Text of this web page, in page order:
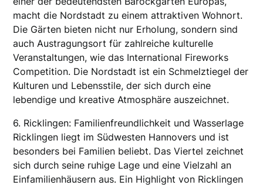
macht die Nordstadt zu einem attraktiven Wohnort.
Die Gärten bieten nicht nur Erholung, sondern sind
auch Austragungsort für zahlreiche kulturelle
Veranstaltungen, wie das International Fireworks
Competition. Die Nordstadt ist ein Schmelztiegel der
Kulturen und Lebensstile, der sich durch eine
lebendige und kreative Atmosphäre auszeichnet.
6. Ricklingen: Familienfreundlichkeit und Wasserlage
Ricklingen liegt im Südwesten Hannovers und ist
besonders bei Familien beliebt. Das Viertel zeichnet
sich durch seine ruhige Lage und eine Vielzahl an
Einfamilienhäusern aus. Ein Highlight von Ricklingen